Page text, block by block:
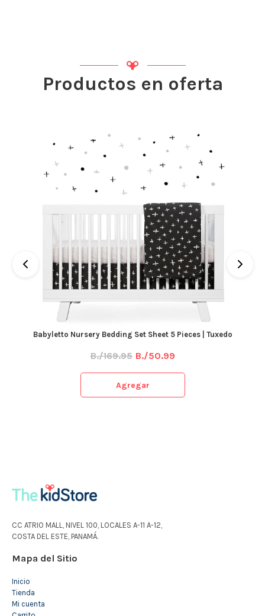
Productos en oferta
Babyletto Nursery Bedding Set Sheet 5 Pieces | Tuxedo
B./169.95 B./50.99
Agregar
CC ATRIO MALL, NIVEL 100, LOCALES A-11 A-12,
COSTA DEL ESTE, PANAMÁ.
Mapa del Sitio
Inicio
Tienda
Mi cuenta